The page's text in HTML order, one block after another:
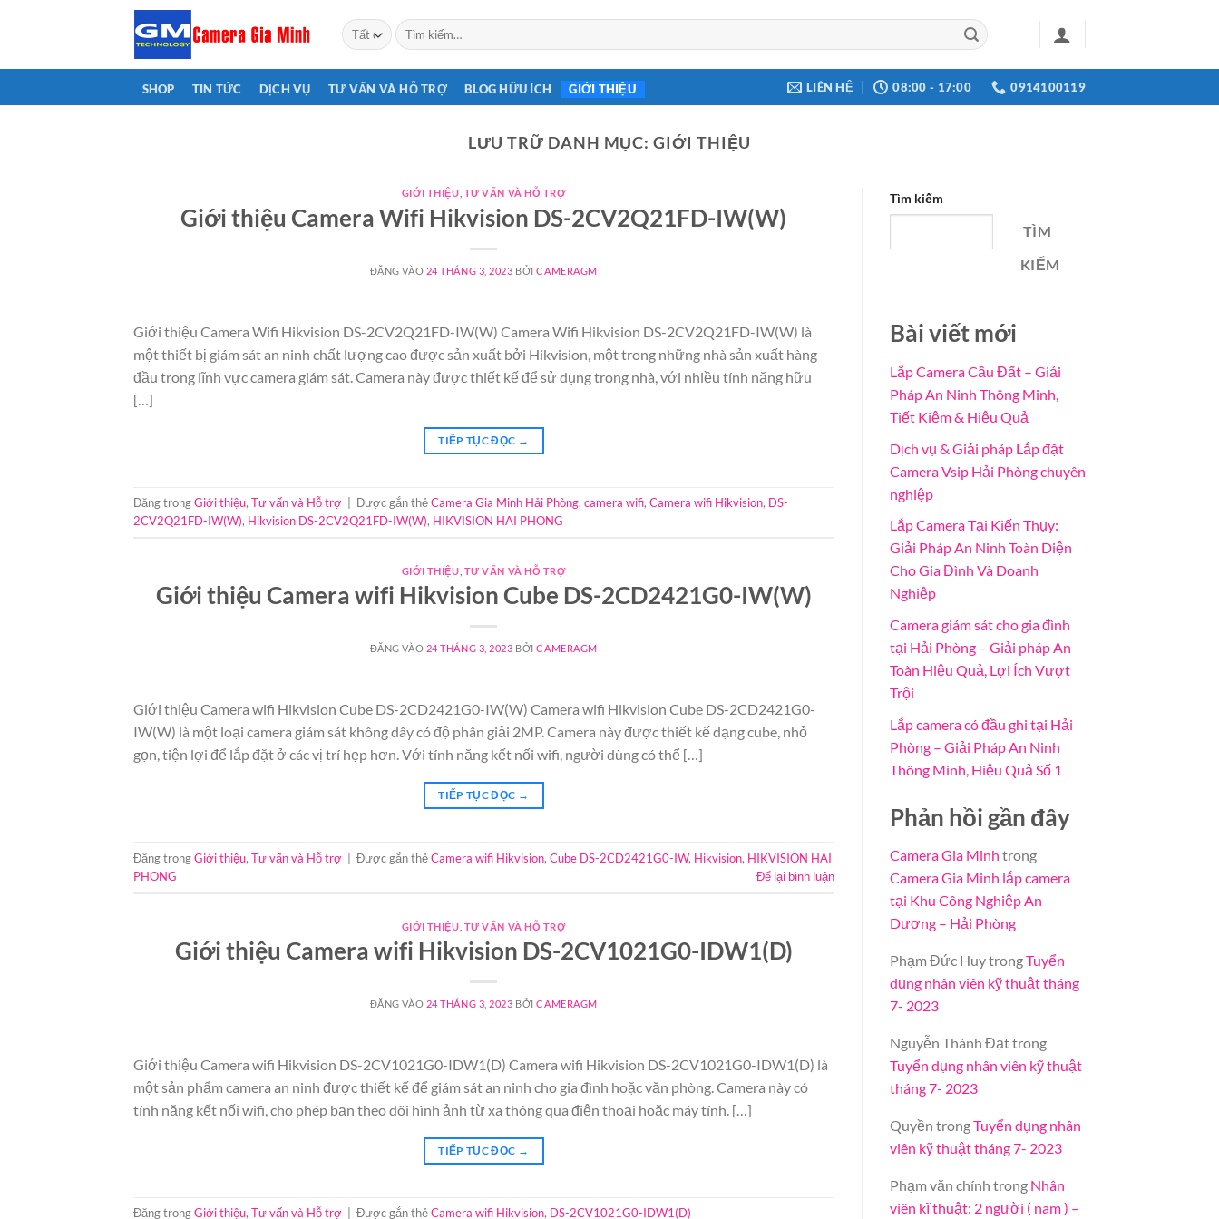
Tìm
kiếm:
SHOP TIN TỨC DỊCH VỤ TƯ VẤN VÀ HỖ TRỢ BLOG HỮU ÍCH GIỚI THIỆU LIÊN HỆ 08:00 - 17:00 0914100119
LƯU TRỮ DANH MỤC:GIỚI THIỆU
GIỚI THIỆU TƯ VẤN VÀ HỖ TRỢ
Giới thiệu Camera Wifi Hikvision DS-2CV2Q21FD-IW(W)
ĐĂNG VÀO 24 THÁNG 3, 2023 BỞICAMERAGM
Giới thiệu Camera Wifi Hikvision DS-2CV2Q21FD-IW(W) Camera Wifi Hikvision DS-2CV2Q21FD-IW(W) là
một thiết bị giám sát an ninh chất lượng cao được sản xuất bởi Hikvision, một trong những nhà sản xuất hàng
đầu trong lĩnh vực camera giám sát. Camera này được thiết kế để sử dụng trong nhà, với nhiều tính năng hữu
[…]
TIẾP TỤC ĐỌC →
Đăng trongGiới thiệu, Tư vấn và Hỗ trợ Được gắn thẻCamera Gia Minh Hải Phòng, camera wifi, Camera wifi Hikvision, DS-
2CV2Q21FD-IW(W), Hikvision DS-2CV2Q21FD-IW(W), HIKVISION HAI PHONG
GIỚI THIỆU TƯ VẤN VÀ HỖ TRỢ
Giới thiệu Camera wifi Hikvision Cube DS-2CD2421G0-IW(W)
ĐĂNG VÀO 24 THÁNG 3, 2023 BỞICAMERAGM
Giới thiệu Camera wifi Hikvision Cube DS-2CD2421G0-IW(W) Camera wifi Hikvision Cube DS-2CD2421G0-
IW(W) là một loại camera giám sát không dây có độ phân giải 2MP. Camera này được thiết kế dạng cube, nhỏ
gọn, tiện lợi để lắp đặt ở các vị trí hẹp hơn. Với tính năng kết nối wifi, người dùng có thể […]
TIẾP TỤC ĐỌC →
Đăng trongGiới thiệu, Tư vấn và Hỗ trợ Được gắn thẻCamera wifi Hikvision, Cube DS-2CD2421G0-IW, Hikvision, HIKVISION HAI
PHONG
Để lại bình luận
GIỚI THIỆU TƯ VẤN VÀ HỖ TRỢ
Giới thiệu Camera wifi Hikvision DS-2CV1021G0-IDW1(D)
ĐĂNG VÀO 24 THÁNG 3, 2023 BỞICAMERAGM
Giới thiệu Camera wifi Hikvision DS-2CV1021G0-IDW1(D) Camera wifi Hikvision DS-2CV1021G0-IDW1(D) là
một sản phẩm camera an ninh được thiết kế để giám sát an ninh cho gia đình hoặc văn phòng. Camera này có
tính năng kết nối wifi, cho phép bạn theo dõi hình ảnh từ xa thông qua điện thoại hoặc máy tính. […]
TIẾP TỤC ĐỌC →
Đăng trongGiới thiệu, Tư vấn và Hỗ trợ Được gắn thẻCamera wifi Hikvision, DS-2CV1021G0-IDW1(D)
Tìm kiếm
TÌM
KIẾM
Bài viết mới
Lắp Camera Cầu Đất – Giải
Pháp An Ninh Thông Minh,
Tiết Kiệm & Hiệu Quả
Dịch vụ & Giải pháp Lắp đặt
Camera Vsip Hải Phòng chuyên
nghiệp
Lắp Camera Tại Kiến Thụy:
Giải Pháp An Ninh Toàn Diện
Cho Gia Đình Và Doanh
Nghiệp
Camera giám sát cho gia đình
tại Hải Phòng – Giải pháp An
Toàn Hiệu Quả, Lợi Ích Vượt
Trội
Lắp camera có đầu ghi tại Hải
Phòng – Giải Pháp An Ninh
Thông Minh, Hiệu Quả Số 1
Phản hồi gần đây
Camera Gia Minh trong
Camera Gia Minh lắp camera
tại Khu Công Nghiệp An
Dương – Hải Phòng
Phạm Đức HuytrongTuyển
dụng nhân viên kỹ thuật tháng
7- 2023
Nguyễn Thành Đạttrong
Tuyển dụng nhân viên kỹ thuật
tháng 7- 2023
Quyền trongTuyển dụng nhân
viên kỹ thuật tháng 7- 2023
Phạm văn chính trong Nhân
viên kĩ thuật: 2 người ( nam ) –